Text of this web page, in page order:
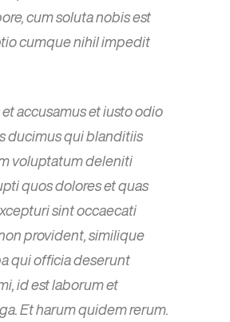
cum soluta nobis est
cumque nihil impedit
accusamus et iusto odio
ducimus qui blanditiis
voluptatum deleniti
quos dolores et quas
sint occaecati
provident, similique
qui officia deserunt
id est laborum et
Et harum quidem rerum.